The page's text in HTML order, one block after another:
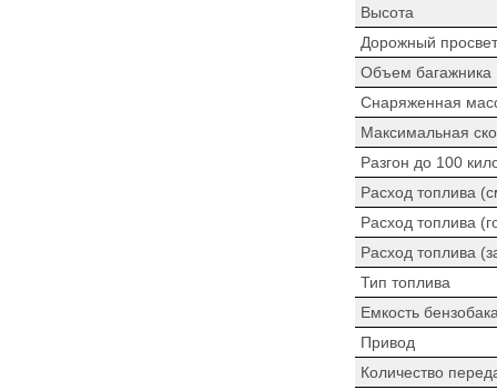
Высота
Дорожный просвет
Объем багажника
Снаряженная
Максимальная
Разгон до 100
Расход топлива
Расход топлива
Расход топлива
Тип топлива
Емкость
Привод
Количество